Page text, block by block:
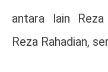
antara lain
Reza Rahadian,